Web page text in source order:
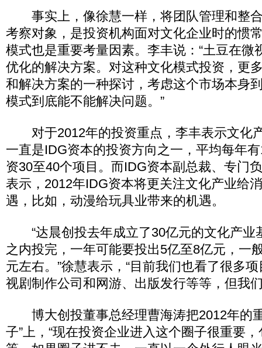
事实上，像徐慧一样，将团队管理和整
考察对象，是投资机构面对文化企业时的惯
模式也是重要考量因素。李丰说：“土豆在微
优化的解决方案。对这种文化模式投资，更
和解决方案的一种探讨，考虑这个市场本身
模式到底能不能解决问题。”
对于2012年的投资重点，李丰表示文化
一直是IDG资本的投资方向之一，平均每年
资30至40个项目。而IDG资本副总裁、专门
表示，2012年IDG资本将更关注文化产业给
遇，比如，动漫给玩具业带来的机遇。
“达晨创投去年成立了30亿元的文化产业
之内投完，一年可能要投出5亿至8亿元，一
元左右。”徐慧表示，“目前我们也看了很多
视剧制作公司和网游、出版发行等等，但我
博大创投董事总经理曹海涛把2012年的
子”上，“现在投资企业进入这个圈子很重要